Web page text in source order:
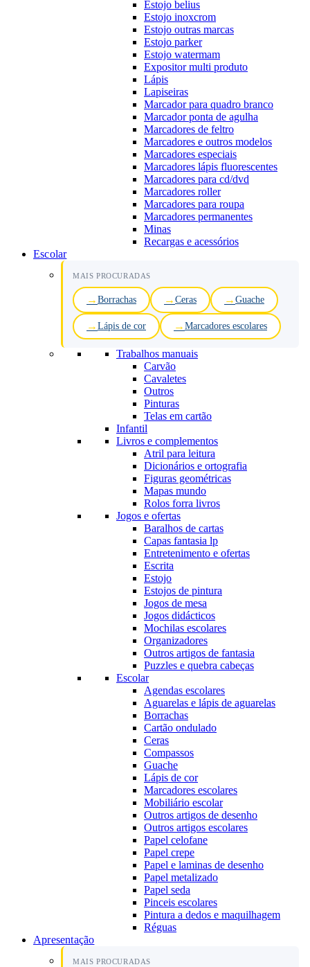
Estojo belius
Estojo inoxcrom
Estojo outras marcas
Estojo parker
Estojo watermam
Expositor multi produto
Lápis
Lapiseiras
Marcador para quadro branco
Marcador ponta de agulha
Marcadores de feltro
Marcadores e outros modelos
Marcadores especiais
Marcadores lápis fluorescentes
Marcadores para cd/dvd
Marcadores roller
Marcadores para roupa
Marcadores permanentes
Minas
Recargas e acessórios
Escolar
MAIS PROCURADAS
Borrachas Ceras Guache
Lápis de cor Marcadores escolares
Trabalhos manuais
Carvão
Cavaletes
Outros
Pinturas
Telas em cartão
Infantil
Livros e complementos
Atril para leitura
Dicionários e ortografia
Figuras geométricas
Mapas mundo
Rolos forra livros
Jogos e ofertas
Baralhos de cartas
Capas fantasia lp
Entretenimento e ofertas
Escrita
Estojo
Estojos de pintura
Jogos de mesa
Jogos didácticos
Mochilas escolares
Organizadores
Outros artigos de fantasia
Puzzles e quebra cabeças
Escolar
Agendas escolares
Aguarelas e lápis de aguarelas
Borrachas
Cartão ondulado
Ceras
Compassos
Guache
Lápis de cor
Marcadores escolares
Mobiliário escolar
Outros artigos de desenho
Outros artigos escolares
Papel celofane
Papel crepe
Papel e laminas de desenho
Papel metalizado
Papel seda
Pinceis escolares
Pintura a dedos e maquilhagem
Réguas
Apresentação
MAIS PROCURADAS